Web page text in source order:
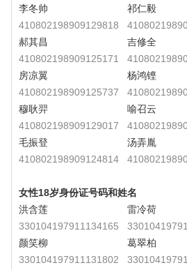
李冬帅
410802198909129818
祁仁毅
郝其昌
410802198909125171
吉修全
房凉翼
410802198909125737
杨鸿铿
穆耿羿
410802198909129017
喻召云
毛振登
410802198909124814
汤弄胤
女性18岁身份证号码和姓名
洪含莲
330104197911134165
雷冷荷
颜笑柳
330104197911131802
葛翠柏